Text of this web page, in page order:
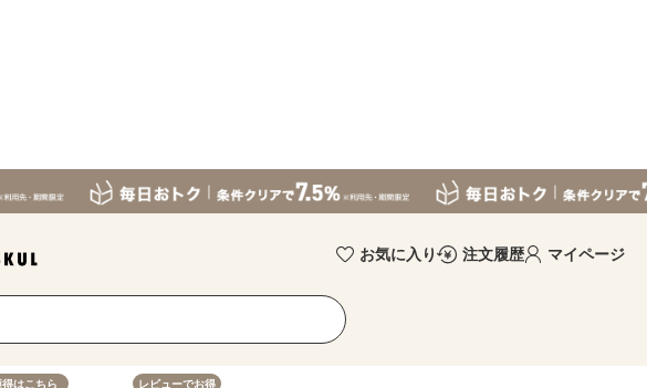
お気に入り 注文履歴 マイページ
得はこちら レビューでお得